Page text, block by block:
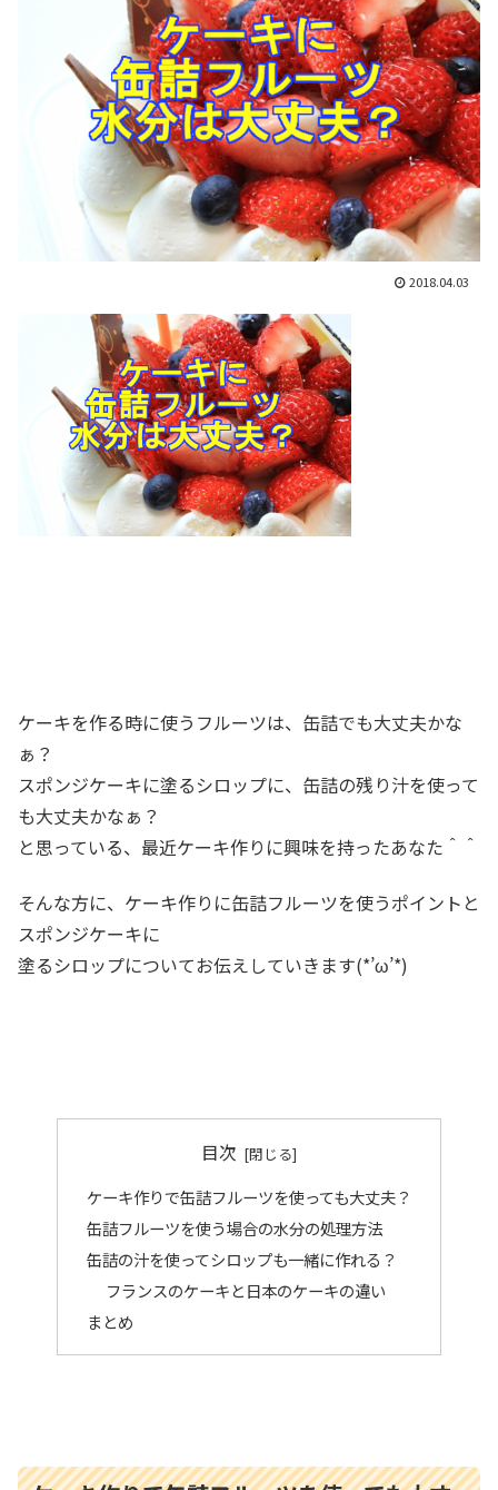
2018.04.03
ケーキを作る時に使うフルーツは、缶詰でも大丈夫かな
ぁ？
スポンジケーキに塗るシロップに、缶詰の残り汁を使って
も大丈夫かなぁ？
と思っている、最近ケーキ作りに興味を持ったあなた＾＾
そんな方に、ケーキ作りに缶詰フルーツを使うポイントと
スポンジケーキに
塗るシロップについてお伝えしていきます(*’ω’*)
目次
ケーキ作りで缶詰フルーツを使っても大丈夫？
缶詰フルーツを使う場合の水分の処理方法
缶詰の汁を使ってシロップも一緒に作れる？
フランスのケーキと日本のケーキの違い
まとめ